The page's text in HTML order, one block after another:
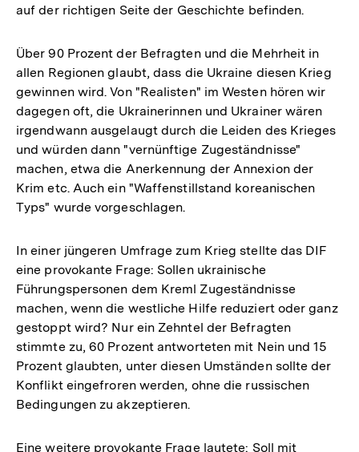
auf der richtigen Seite der Geschichte befinden.
Über 90 Prozent der Befragten und die Mehrheit in
allen Regionen glaubt, dass die Ukraine diesen Krieg
gewinnen wird. Von "Realisten" im Westen hören wir
dagegen oft, die Ukrainerinnen und Ukrainer wären
irgendwann ausgelaugt durch die Leiden des Krieges
und würden dann "vernünftige Zugeständnisse"
machen, etwa die Anerkennung der Annexion der
Krim etc. Auch ein "Waffenstillstand koreanischen
Typs" wurde vorgeschlagen.
In einer jüngeren Umfrage zum Krieg stellte das DIF
eine provokante Frage: Sollen ukrainische
Führungspersonen dem Kreml Zugeständnisse
machen, wenn die westliche Hilfe reduziert oder ganz
gestoppt wird? Nur ein Zehntel der Befragten
stimmte zu, 60 Prozent antworteten mit Nein und 15
Prozent glaubten, unter diesen Umständen sollte der
Konflikt eingefroren werden, ohne die russischen
Bedingungen zu akzeptieren.
Eine weitere provokante Frage lautete: Soll mit